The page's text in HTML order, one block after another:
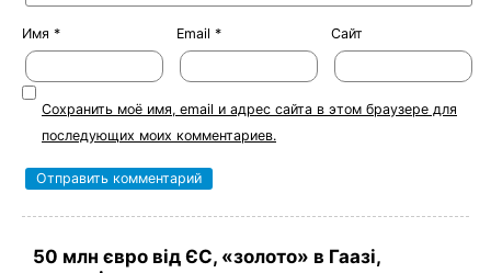
Имя * Email * Сайт
Сохранить моё имя, email и адрес сайта в этом браузере для
последующих моих комментариев.
50 млн євро від ЄС, «золото» в Гаазі,